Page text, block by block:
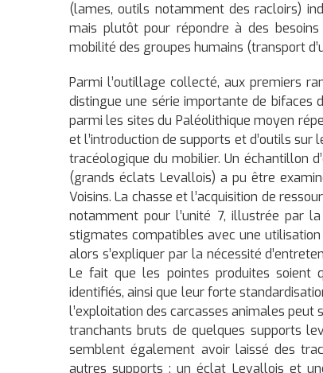
(lames, outils notamment des racloirs)
mais plutôt pour répondre à des
mobilité des groupes humains (transport
Parmi l’outillage collecté, aux premiers
distingue une série importante de bifaces
parmi les sites du Paléolithique moyen
et l’introduction de supports et d’outils
tracéologique du mobilier. Un échantillon
(grands éclats Levallois) a pu être
Voisins. La chasse et l’acquisition de
notamment pour l’unité 7, illustrée par
stigmates compatibles avec une
alors s’expliquer par la nécessité
Le fait que les pointes produites soient
identifiés, ainsi que leur forte
l’exploitation des carcasses animales peut
tranchants bruts de quelques supports
semblent également avoir laissé des
autres supports : un éclat Levallois et